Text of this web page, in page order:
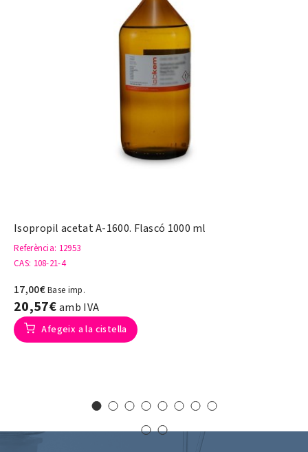
Isopropil acetat A-1600. Flascó 1000 ml
Referència: 12953
CAS: 108-21-4
17,00€Base imp.
20,57€amb IVA
Afegeix a la cistella